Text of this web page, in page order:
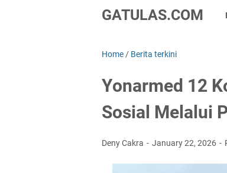
GATULAS.COM
Home / Berita terkini
Yonarmed 12
Sosial Melalui
Deny Cakra January 22, 2026